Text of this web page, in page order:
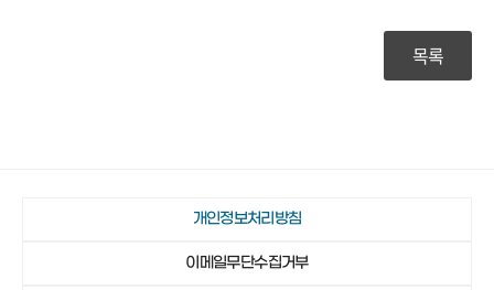
목록
개인정보처리방침
이메일무단수집거부